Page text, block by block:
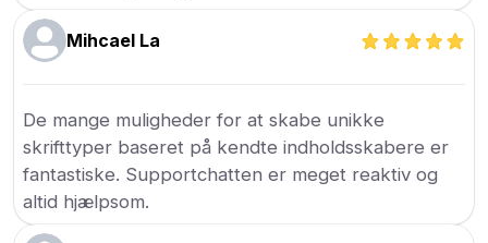
Mihcael La
De mange muligheder for at skabe unikke
skrifttyper baseret på kendte indholdsskabere er
fantastiske. Supportchatten er meget reaktiv og
altid hjælpsom.